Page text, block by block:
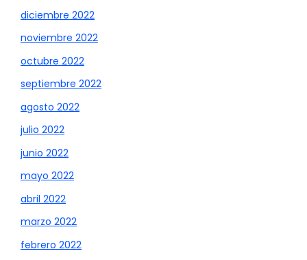
diciembre 2022
noviembre 2022
octubre 2022
septiembre 2022
agosto 2022
julio 2022
junio 2022
mayo 2022
abril 2022
marzo 2022
febrero 2022